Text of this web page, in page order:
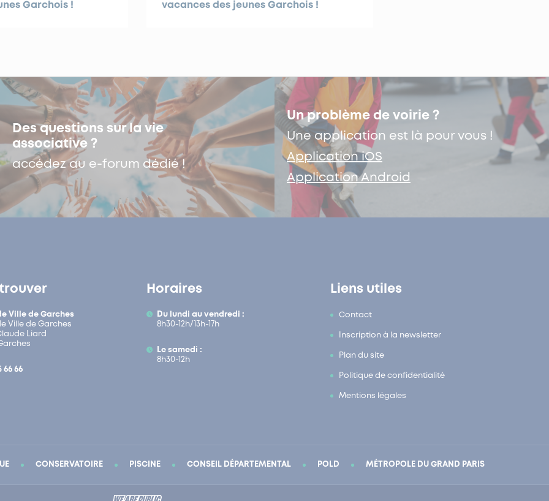
Garchois !
vacances des jeunes Garchois !
Des questions sur la vie
associative ?
accédez au e-forum dédié !
Un problème de voirie ?
Une application est là pour vous !
Application iOS
Application Android
Ville de Garches
Ville de Garches
Liard
66 66
Horaires
Du lundi au vendredi :
8h30-12h/13h-17h
Le samedi :
8h30-12h
Liens utiles
Contact
Inscription à la newsletter
Plan du site
Politique de confidentialité
Mentions légales
CONSERVATOIRE PISCINE CONSEIL DÉPARTEMENTAL POLD MÉTROPOLE DU GRAND PARIS